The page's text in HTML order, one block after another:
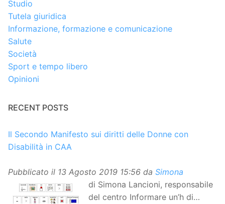
Studio
Tutela giuridica
Informazione, formazione e comunicazione
Salute
Società
Sport e tempo libero
Opinioni
RECENT POSTS
Il Secondo Manifesto sui diritti delle Donne con
Disabilità in CAA
Pubblicato il 13 Agosto 2019 15:56 da Simona
di Simona Lancioni, responsabile
del centro Informare un’h di